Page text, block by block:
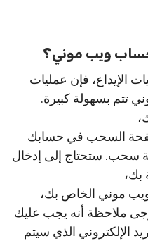
ويب موني؟
الإيداع، فإن عمليات
تتم بسهولة كبيرة.
السحب في حسابك
سحب. ستحتاج إلى إدخال
بك،
موني الخاص بك،
ملاحظة أنه يجب عليك
الإلكتروني الذي سيتم